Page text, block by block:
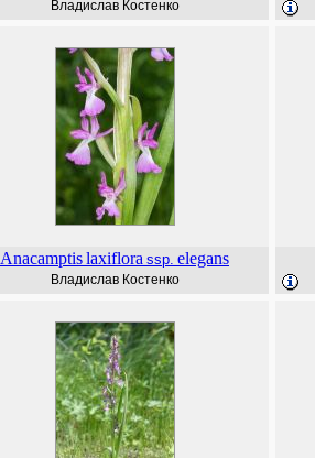
Владислав Костенко
Anacamptislaxiflora ssp. elegans
Владислав Костенко